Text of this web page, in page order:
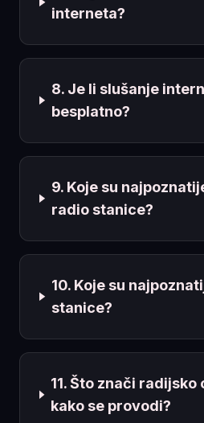
interneta?
8. Je li slušanje
besplatno?
9. Koje su
radio stanice?
10. Koje su
stanice?
11. Što znači radijsko
kako se provodi?